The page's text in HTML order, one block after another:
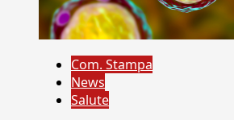
Com. Stampa
News
Salute